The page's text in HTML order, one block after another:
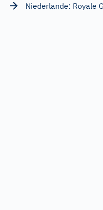
Niederlande: Royale